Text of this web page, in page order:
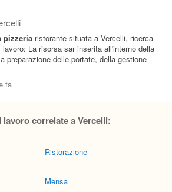
pizzeria ristorante situata a Vercelli, ricerca
La risorsa sar inserita all'interno della
preparazione delle portate, della gestione
fa
correlate a Vercelli:
Ristorazione
Mensa